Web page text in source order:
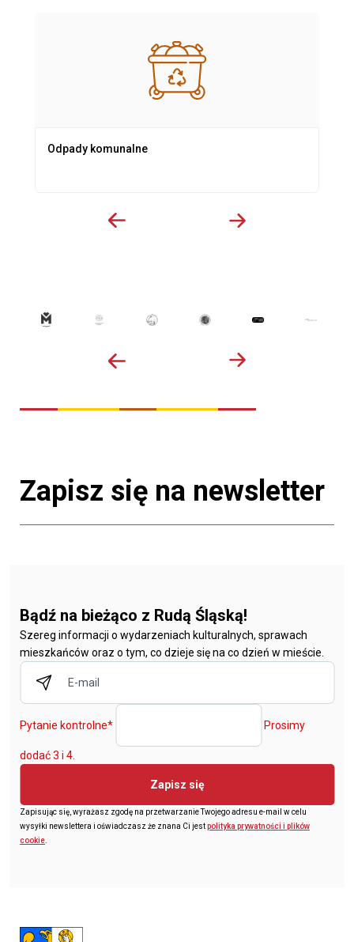
Odpady komunalne
Zapisz się na newsletter
Bądź na bieżąco z Rudą Śląską!
Szereg informacji o wydarzeniach kulturalnych, sprawach
mieszkańców oraz o tym, co dzieje się na co dzień w mieście.
Pytanie kontrolne* Prosimy
dodać 3 i 4.
Zapisz się
Zapisując się, wyrażasz zgodę na przetwarzanie Twojego adresu e-mail w celu
wysyłki newslettera i oświadczasz że znana Ci jestpolityka prywatności i plików
cookie